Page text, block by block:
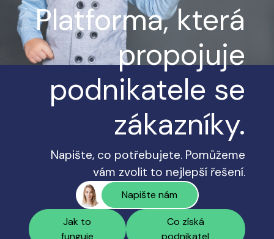
Platforma, která
propojuje
podnikatele se
zákazníky.
Napište, co potřebujete. Pomůžeme
vám zvolit to nejlepší řešení.
Napište nám
Jak to
funguje
Co získá
podnikatel